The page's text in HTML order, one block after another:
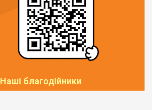
Наші благодійники